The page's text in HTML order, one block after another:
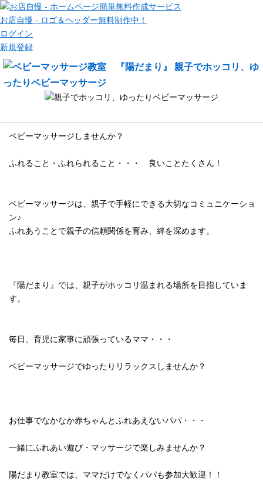
お店自慢 - ロゴ＆ヘッダー無料制作中！
ログイン
新規登録
ベビーマッサージしませんか？
ふれること・ふれられること・・・ 良いことたくさん！
ベビーマッサージは、親子で手軽にできる大切なコミュニケーショ
ン♪
ふれあうことで親子の信頼関係を育み、絆を深めます。
『陽だまり』では、親子がホッコリ温まれる場所を目指していま
す。
毎日、育児に家事に頑張っているママ・・・
ベビーマッサージでゆったりリラックスしませんか？
お仕事でなかなか赤ちゃんとふれあえないパパ・・・
一緒にふれあい遊び・マッサージで楽しみませんか？
陽だまり教室では、ママだけでなくパパも参加大歓迎！！